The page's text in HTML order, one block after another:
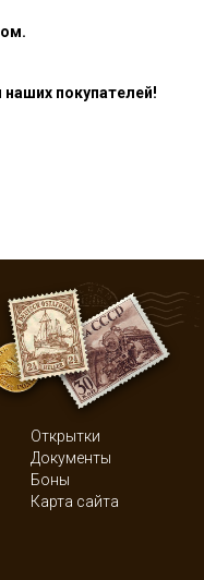
покупателей!
Открытки
Документы
Боны
Карта сайта